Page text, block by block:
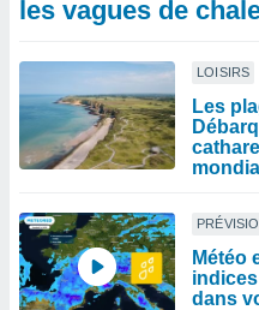
les vagues de
LOISIRS
Les
Météo
dans